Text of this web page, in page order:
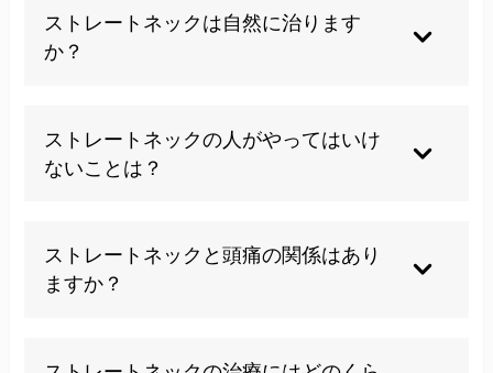
ストレートネックは自然に治ります
か？
ない限り、自然治癒は難しいでしょう。悪い姿勢
が習慣化している場合、意識的な矯正と適切な治
療が必要です。
ストレートネックの人がやってはいけ
ないことは？
スクワークは避けるべきです。また、首に過度な
負担をかける激しいスポーツや、自己流の首のス
トレッチも控えた方が良いでしょう。
ストレートネックと頭痛の関係はあり
ますか？
ら頭全体に広がり、緊張型頭痛や片頭痛を引き起